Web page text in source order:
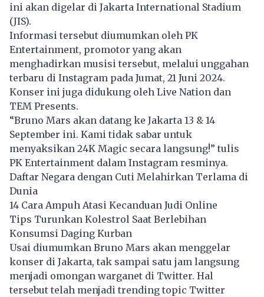
ini akan digelar di Jakarta International Stadium
(JIS).
Informasi tersebut diumumkan oleh PK
Entertainment, promotor yang akan
menghadirkan musisi tersebut, melalui unggahan
terbaru di Instagram pada Jumat, 21 Juni 2024.
Konser ini juga didukung oleh Live Nation dan
TEM Presents.
“Bruno Mars akan datang ke Jakarta 13 & 14
September ini. Kami tidak sabar untuk
menyaksikan 24K Magic secara langsung!” tulis
PK Entertainment dalam Instagram resminya.
Daftar Negara dengan Cuti Melahirkan Terlama di
Dunia
14 Cara Ampuh Atasi Kecanduan Judi Online
Tips Turunkan Kolestrol Saat Berlebihan
Konsumsi Daging Kurban
Usai diumumkan Bruno Mars akan menggelar
konser di Jakarta, tak sampai satu jam langsung
menjadi omongan warganet di Twitter. Hal
tersebut telah menjadi trending topic Twitter